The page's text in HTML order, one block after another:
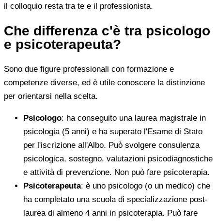
il colloquio resta tra te e il professionista.
Che differenza c'è tra psicologo
e psicoterapeuta?
Sono due figure professionali con formazione e
competenze diverse, ed è utile conoscere la distinzione
per orientarsi nella scelta.
Psicologo: ha conseguito una laurea magistrale in
psicologia (5 anni) e ha superato l'Esame di Stato
per l'iscrizione all'Albo. Può svolgere consulenza
psicologica, sostegno, valutazioni psicodiagnostiche
e attività di prevenzione. Non può fare psicoterapia.
Psicoterapeuta: è uno psicologo (o un medico) che
ha completato una scuola di specializzazione post-
laurea di almeno 4 anni in psicoterapia. Può fare